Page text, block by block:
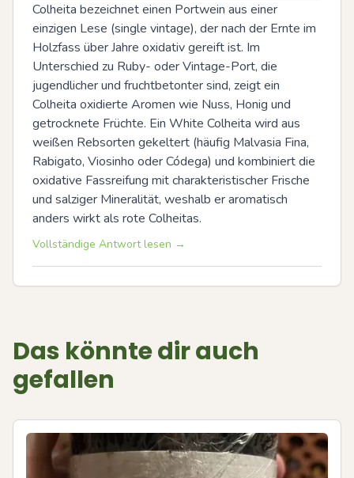
Colheita bezeichnet einen Portwein aus einer
einzigen Lese (single vintage), der nach der Ernte im
Holzfass über Jahre oxidativ gereift ist. Im
Unterschied zu Ruby- oder Vintage-Port, die
jugendlicher und fruchtbetonter sind, zeigt ein
Colheita oxidierte Aromen wie Nuss, Honig und
getrocknete Früchte. Ein White Colheita wird aus
weißen Rebsorten gekeltert (häufig Malvasia Fina,
Rabigato, Viosinho oder Códega) und kombiniert die
oxidative Fassreifung mit charakteristischer Frische
und salziger Mineralität, weshalb er aromatisch
anders wirkt als rote Colheitas.
Vollständige Antwort lesen →
Das könnte dir auch
gefallen